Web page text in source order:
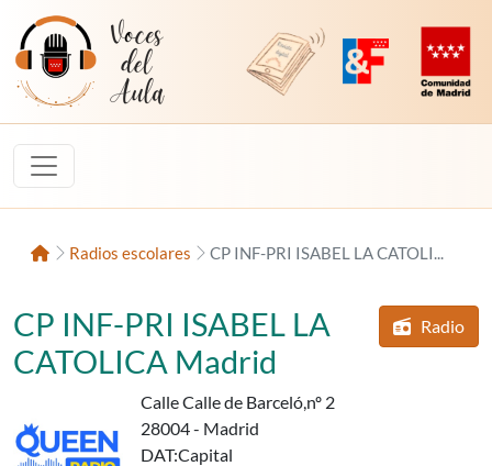
Saltar al contenido
Voces del Aula
Revista Digital de EducaMadrid
Plataforma de
InicioRadios escolares CP INF-PRI ISABEL LA CATOLI...
Radio
CP INF-PRI ISABEL LA
CATOLICA Madrid
Calle Calle de Barceló,nº 2
28004 - Madrid
DAT:Capital